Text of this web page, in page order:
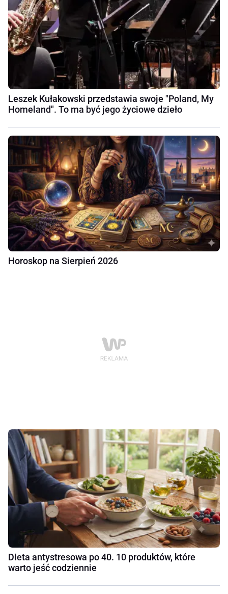
Leszek Kułakowski przedstawia swoje "Poland, My
Homeland". To ma być jego życiowe dzieło
Horoskop na Sierpień 2026
Dieta antystresowa po 40. 10 produktów, które
warto jeść codziennie